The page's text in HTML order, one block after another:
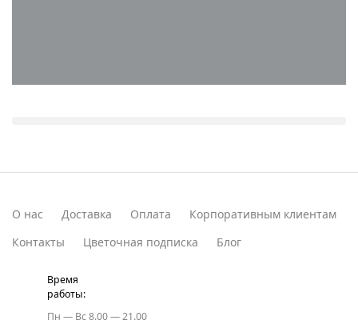
О нас Доставка Оплата
Корпоративным клиентам
Контакты
Цветочная подписка Блог
Время
работы:
Пн — Вс8.00 — 21.00